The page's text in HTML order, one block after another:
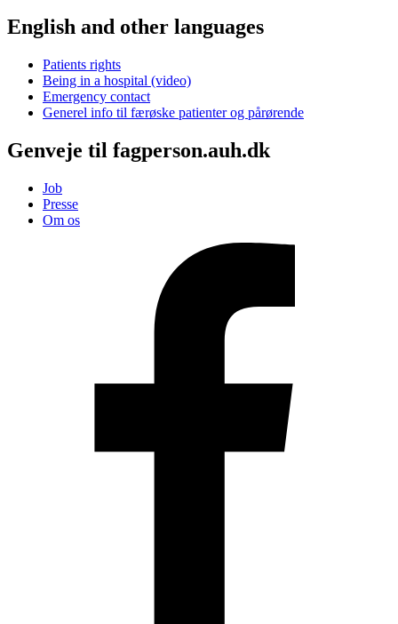
English and other languages
Patients rights
Being in a hospital (video)
Emergency contact
Generel info til færøske patienter og pårørende
Genveje til fagperson.auh.dk
Job
Presse
Om os